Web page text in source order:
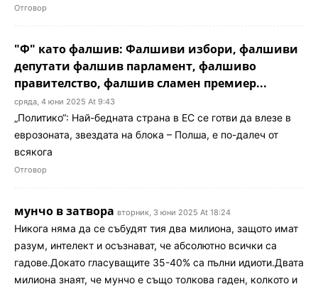
Отговор
"Ф" като фалшив: Фалшиви избори, фалшиви
депутати фалшив парламент, фалшиво
правителство, фалшив сламен премиер...
сряда, 4 юни 2025 At 9:43
„Политико“: Най-бедната страна в ЕС се готви да влезе в
еврозоната, звездата на блока – Полша, е по-далеч от
всякога
Отговор
мунчо в затвора вторник, 3 юни 2025 At 18:24
Никога няма да се събудят тия два милиона, защото имат
разум, интелект и осъзнават, че абсолютно всички са
гадове.Докато гласуващите 35-40% са пълни идиоти.Двата
милиона знаят, че мунчо е също толкова гаден, колкото и